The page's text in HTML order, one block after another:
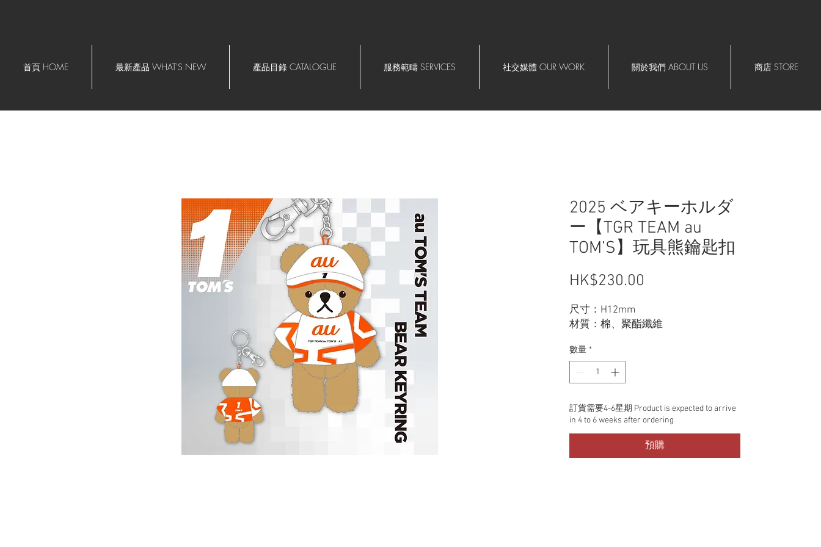
首頁 HOME 最新產品 WHAT'S NEW 產品目錄 CATALOGUE 服務範疇 SERVICES 社交媒體 OUR WORK 關於我們 ABOUT US 商店 STORE
2025 ベアキーホルダ
ー【TGR TEAM au
TOM’S】玩具熊鑰匙扣
HK$230.00
尺寸：H12mm
材質：棉、聚酯纖維
數量 *
訂貨需要4-6星期 Product is expected to arrive
in 4 to 6 weeks after ordering
預購